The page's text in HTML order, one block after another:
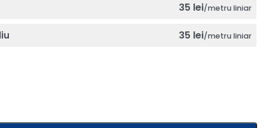
35 lei/metru liniar
35 lei/metru liniar